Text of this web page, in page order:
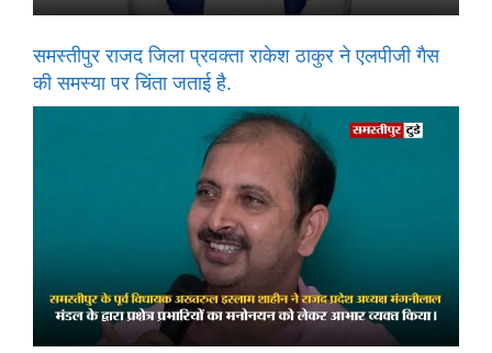
समस्तीपुर राजद जिला प्रवक्ता राकेश ठाकुर ने एलपीजी गैस
की समस्या पर चिंता जताई है.